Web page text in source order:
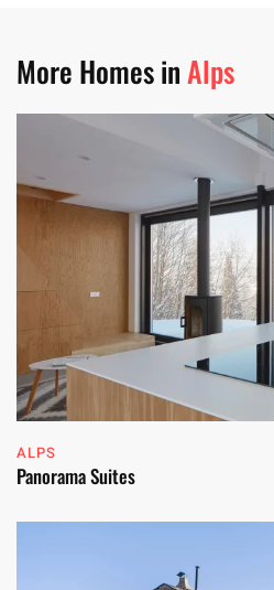
More Homes inAlps
ALPS
Panorama Suites